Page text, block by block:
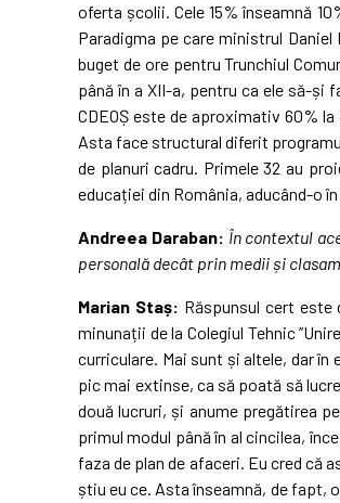
oferta școlii. Cele 15% înseamnă
Paradigma pe care ministrul
buget de ore pentru Trunchiul
până în a XII-a, pentru ca ele să-și
CDEOȘ este de aproximativ 60%
Asta face structural diferit
de planuri cadru. Primele 32 au
educației din România, aducând-o
Andreea Daraban: În contextul
personală decât prin medii și
Marian Staș: Răspunsul cert
minunații de la Colegiul Tehnic
curriculare. Mai sunt și altele, dar în
pic mai extinse, ca să poată să
două lucruri, și anume pregătirea
primul modul până în al cincilea,
faza de plan de afaceri. Eu cred că
știu eu ce. Asta înseamnă, de fapt,